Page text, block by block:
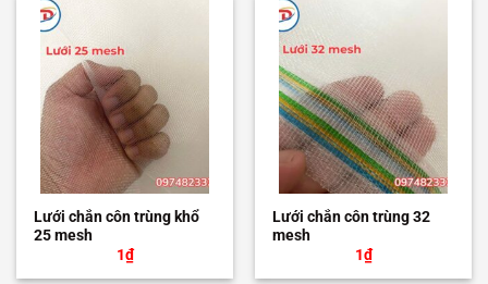
Lưới chắn côn trùng khổ
25 mesh
1₫
Lưới chắn côn trùng 32
mesh
1₫